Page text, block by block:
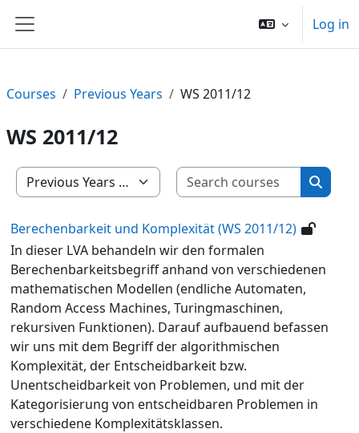
Side panel
Log in
Courses Previous Years WS 2011/12
WS 2011/12
Course categories
Search
Berechenbarkeit und Komplexität (WS 2011/12)
In dieser LVA behandeln wir den formalen
Berechenbarkeitsbegriff anhand von verschiedenen
mathematischen Modellen (endliche Automaten,
Random Access Machines, Turingmaschinen,
rekursiven Funktionen). Darauf aufbauend befassen
wir uns mit dem Begriff der algorithmischen
Komplexität, der Entscheidbarkeit bzw.
Unentscheidbarkeit von Problemen, und mit der
Kategorisierung von entscheidbaren Problemen in
verschiedene Komplexitätsklassen.